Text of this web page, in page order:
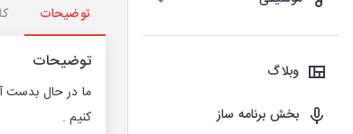
وبلاگ
بخش برنامه ساز
توضیحات
توضیحات
ما در حال بدست
کنیم .